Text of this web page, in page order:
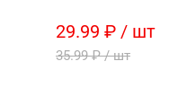
29.99 ₽ / шт
35.99 ₽ / шт